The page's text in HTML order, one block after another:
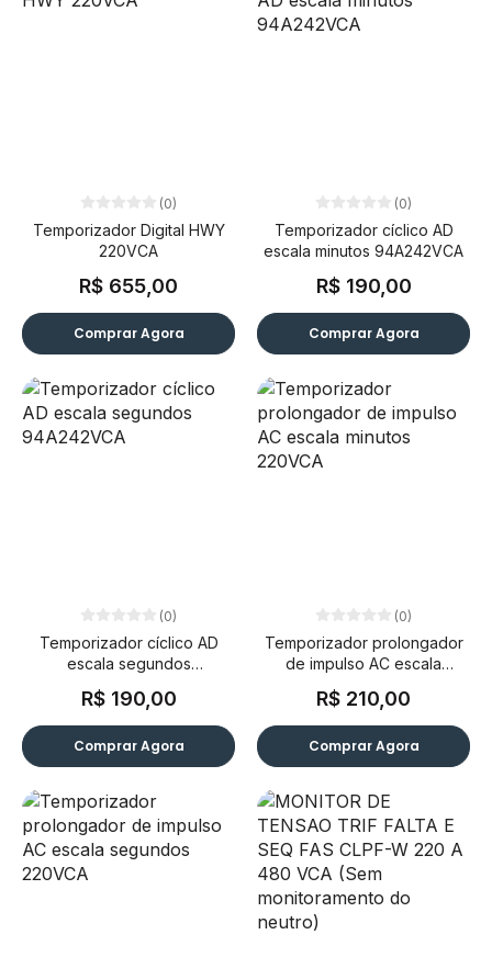
(0)
Temporizador Digital HWY
220VCA
R$ 655,00
Comprar Agora
(0)
Temporizador cíclico AD
escala minutos 94A242VCA
R$ 190,00
Comprar Agora
(0)
Temporizador cíclico AD
escala segundos
R$ 190,00
Comprar Agora
(0)
Temporizador prolongador
de impulso AC escala
R$ 210,00
Comprar Agora